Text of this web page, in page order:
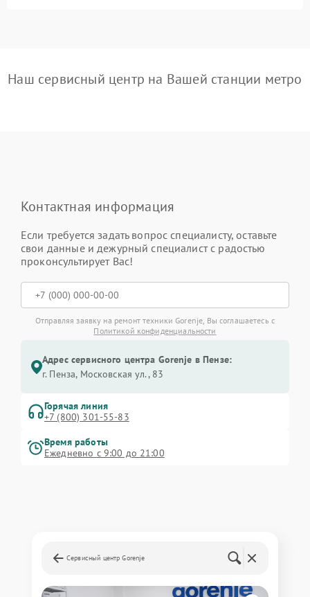
Наш сервисный центр на Вашей станции метро
Контактная информация
Если требуется задать вопрос специалисту, оставьте
свои данные и дежурный специалист с радостью
проконсультирует Вас!
Отправляя заявку на ремонт техники Gorenje, Вы соглашаетесь с
Политикой конфиденциальности
Адрес сервисного центра Gorenje в Пензе:
г. Пенза, Московская ул., 83
Горячая линия
+7 (800) 301-55-83
Время работы
Ежедневно с 9:00 до 21:00
Сервисный центр Gorenje